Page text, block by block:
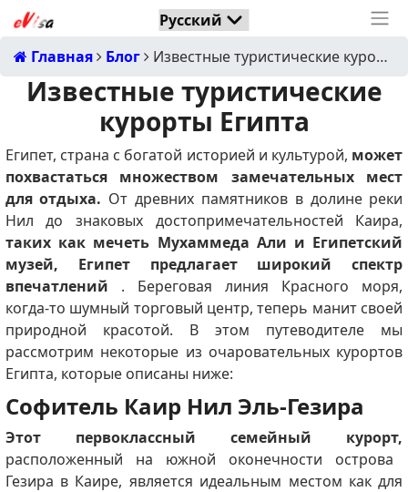
Главная Блог Известные туристические курорты Египта
Известные туристические
курорты Египта
Египет, страна с богатой историей и культурой, может
похвастаться множеством замечательных мест
для отдыха. От древних памятников в долине реки
Нил до знаковых достопримечательностей Каира,
таких как мечеть Мухаммеда Али и Египетский
музей, Египет предлагает широкий спектр
впечатлений . Береговая линия Красного моря,
когда-то шумный торговый центр, теперь манит своей
природной красотой. В этом путеводителе мы
рассмотрим некоторые из очаровательных курортов
Египта, которые описаны ниже:
Софитель Каир Нил Эль-Гезира
Этот первоклассный семейный курорт,
расположенный на южной оконечности острова
Гезира в Каире, является идеальным местом как для